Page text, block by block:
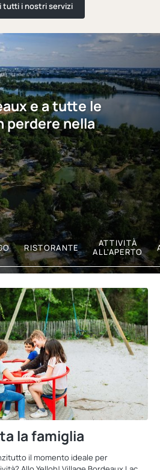
tutti i nostri servizi
RISTORANTE
ATTIVITÀ
ALL'APERTO
e a tutte le
perdere nella
la famiglia
il momento ideale per